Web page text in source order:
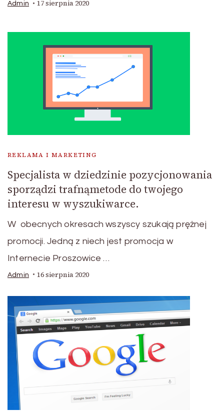
Admin 17 sierpnia 2020
REKLAMA I MARKETING
Specjalista w dziedzinie pozycjonowania
sporządzi trafnąmetode do twojego
interesu w wyszukiwarce.
W obecnych okresach wszyscy szukają prężnej
promocji. Jedną z niech jest promocja w
Internecie Proszowice …
Admin 16 sierpnia 2020